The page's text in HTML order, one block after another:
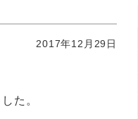
2017年12月29日
た。